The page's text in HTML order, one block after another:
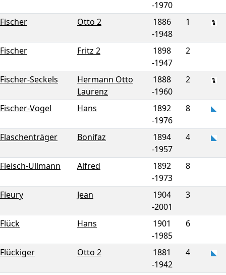
-1970
Fischer Otto 2
1886
-1948
1
Fischer Fritz 2
1898
-1947
2
Fischer-Seckels
Hermann Otto
Laurenz
1888
-1960
2
Fischer-Vogel Hans
1892
-1976
8
Flaschenträger Bonifaz
1894
-1957
4
Fleisch-Ullmann Alfred
1892
-1973
8
Fleury Jean
1904
-2001
3
Flück Hans
1901
-1985
6
Flückiger Otto 2
1881
-1942
4